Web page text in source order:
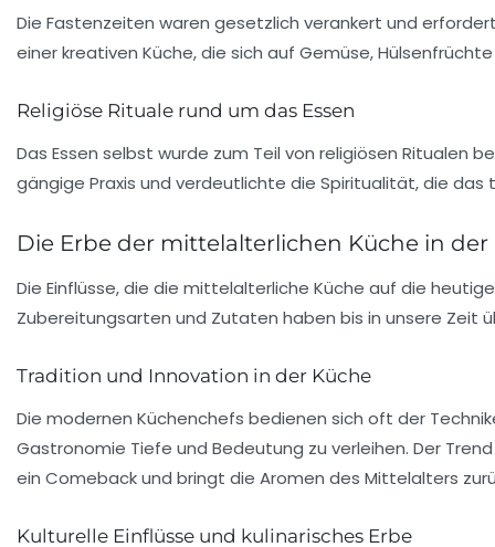
Die Fastenzeiten waren gesetzlich verankert und
einer kreativen Küche, die sich auf Gemüse,
Religiöse Rituale rund um das Essen
Das Essen selbst wurde zum Teil von religiösen Ritualen
gängige Praxis und verdeutlichte die Spiritualität, die das
Die Erbe der mittelalterlichen Küche in
Die Einflüsse, die die mittelalterliche Küche auf die
Zubereitungsarten und Zutaten haben bis in unsere Zeit
Tradition und Innovation in der Küche
Die modernen Küchenchefs bedienen sich oft der
Gastronomie Tiefe und Bedeutung zu verleihen. Der
ein Comeback und bringt die Aromen des Mittelalters
Kulturelle Einflüsse und kulinarisches Erbe